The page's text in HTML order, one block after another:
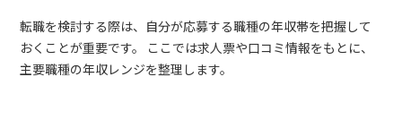
転職を検討する際は、自分が応募する職種の年収帯を把握して
おくことが重要です。 ここでは求人票や口コミ情報をもとに、
主要職種の年収レンジを整理します。